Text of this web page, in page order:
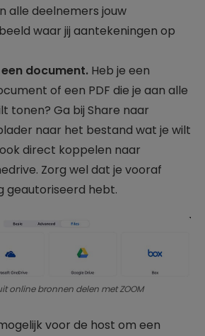
alle deelnemers jouw
waar jij aantekeningen op
document. Heb je een
of een PDF die je aan alle
tonen? Ga bij Share naar
naar het bestand wat je wilt
direct koppelen naar
Zorg wel dat je vooraf
geautoriseerd hebt.
online bronnen delen met ZOOM
voor de host om een